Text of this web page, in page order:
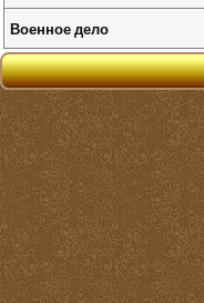
Военное дело